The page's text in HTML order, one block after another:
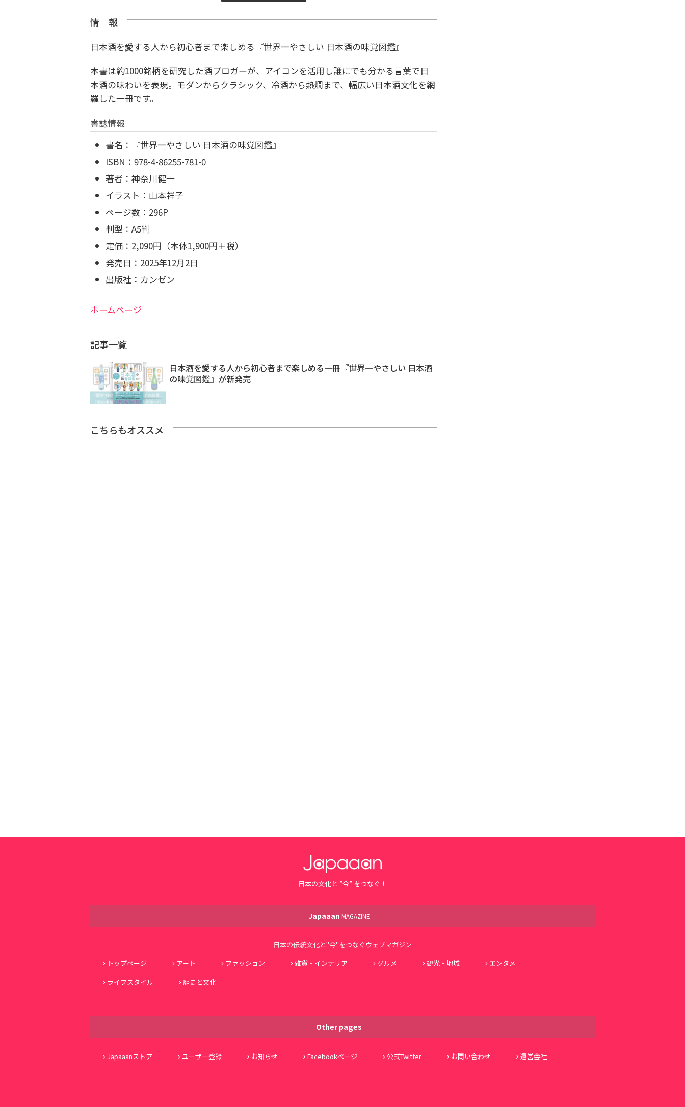
情 報
日本酒を愛する人から初心者まで楽しめる『世界一やさしい 日本酒の味覚図鑑』
本書は約1000銘柄を研究した酒ブロガーが、アイコンを活用し誰にでも分かる言葉で日
本酒の味わいを表現。モダンからクラシック、冷酒から熱燗まで、幅広い日本酒文化を網
羅した一冊です。
書誌情報
書名：『世界一やさしい 日本酒の味覚図鑑』
ISBN：978-4-86255-781-0
著者：神奈川健一
イラスト：山本祥子
ページ数：296P
判型：A5判
定価：2,090円（本体1,900円＋税）
発売日：2025年12月2日
出版社：カンゼン
ホームページ
記事一覧
日本酒を愛する人から初心者まで楽しめる一冊『世界一やさしい 日本酒
の味覚図鑑』が新発売
こちらもオススメ
日本の文化と ”今” をつなぐ！
Japaaan MAGAZINE
日本の伝統文化と"今"をつなぐウェブマガジン
トップページ
アート ファッション 雑貨・インテリア グルメ 観光・地域
エンタメ
ライフスタイル
歴史と文化
Other pages
Japaaanストア ユーザー登録 お知らせ Facebookページ 公式Twitter お問い合わせ 運営会社